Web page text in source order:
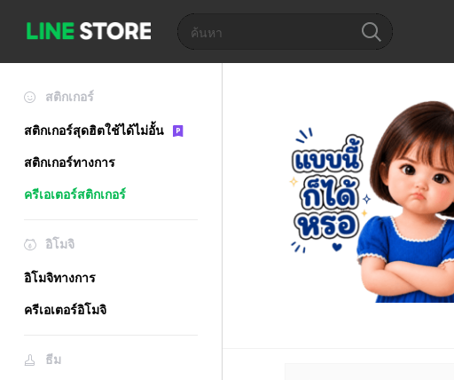
สติกเกอร์
สติกเกอร์สุดฮิตใช้ได้ไม่อั้น
สติกเกอร์ทางการ
ครีเอเตอร์สติกเกอร์
อิโมจิ
อิโมจิทางการ
ครีเอเตอร์อิโมจิ
ธีม